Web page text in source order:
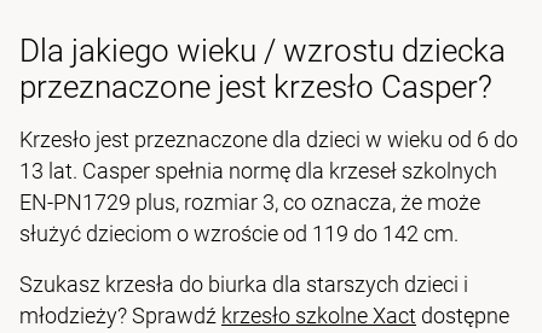
Dla jakiego wieku / wzrostu dziecka
przeznaczone jest krzesło Casper?
Krzesło jest przeznaczone dla dzieci w wieku od 6 do
13 lat. Casper spełnia normę dla krzeseł szkolnych
EN-PN1729 plus, rozmiar 3, co oznacza, że może
służyć dzieciom o wzroście od 119 do 142 cm.
Szukasz krzesła do biurka dla starszych dzieci i
młodzieży? Sprawdź krzesło szkolne Xact dostępne